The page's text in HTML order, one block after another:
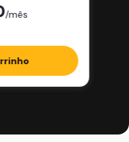
/mês